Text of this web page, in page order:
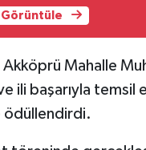
Görüntüle
Mahalle
ili başarıyla
ödüllendirdi.